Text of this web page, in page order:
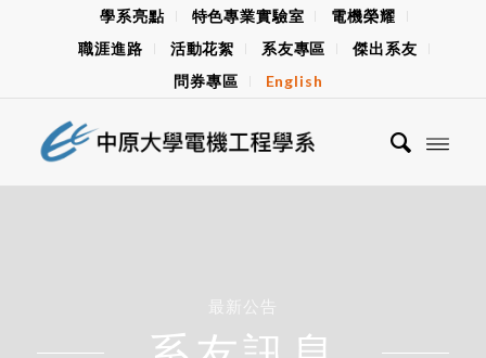
學系亮點 特色專業實驗室
電機榮耀
職涯進路
活動花絮 系友專區
傑出系友
問券專區
English
最新公告